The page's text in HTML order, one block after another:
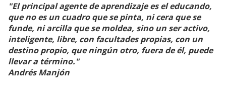
"El principal agente de aprendizaje es el educando,
que no es un cuadro que se pinta, ni cera que se
funde, ni arcilla que se moldea, sino un ser activo,
inteligente, libre, con facultades propias, con un
destino propio, que ningún otro, fuera de él, puede
llevar a término."
Andrés Manjón